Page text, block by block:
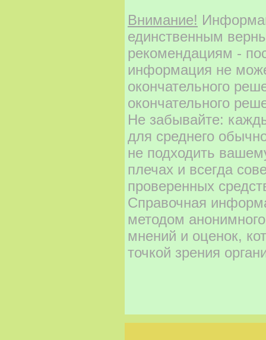
Внимание!
единственным
рекомендациям -
информация не
окончательного
окончательного
Не забывайте:
для среднего
не подходить
плечах и всегда
проверенных
Справочная
методом
мнений и оценок,
точкой зрения